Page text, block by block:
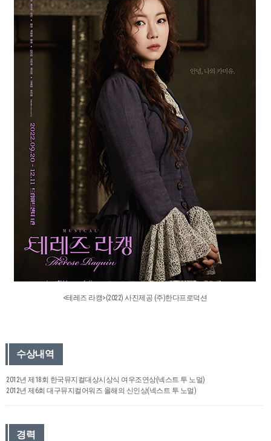
<테레즈 라캥>(2022) 사진제공 (주)한다프로덕션
수상내역
2012년 제18회 한국뮤지컬대상시상식 여우조연상(넥스트 투 노멀)
2012년 제6회 대구뮤지컬어워즈 올해의 신인상(넥스트 투 노멀)
경력